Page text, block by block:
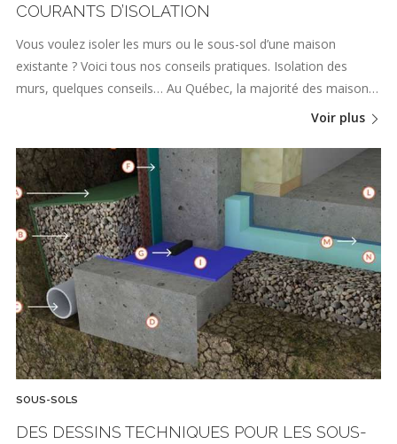
COURANTS D’ISOLATION
Vous voulez isoler les murs ou le sous-sol d’une maison
existante ? Voici tous nos conseils pratiques. Isolation des
murs, quelques conseils… Au Québec, la majorité des maison…
Voir plus
SOUS-SOLS
DES DESSINS TECHNIQUES POUR LES SOUS-